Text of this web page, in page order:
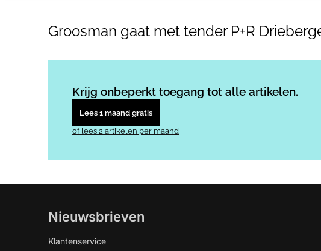
Groosman gaat met tender P+R
Krijg onbeperkt toegang tot alle artikelen.
Lees 1 maand gratis
of lees 2 artikelen per maand
Nieuwsbrieven
Klantenservice